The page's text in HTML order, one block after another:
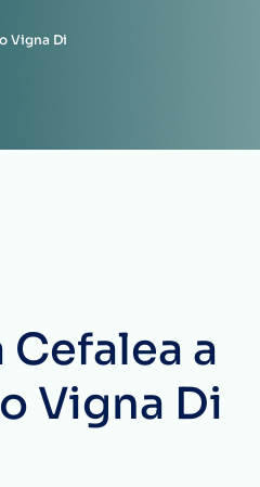
Vigna Di
Cefalea a
Vigna Di